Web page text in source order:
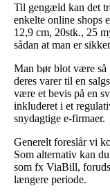
Til gengæld kan det
enkelte online shops
12,9 cm, 20stk., 25
sådan at man er
Man bør blot være så
deres varer til en
være et bevis på en
inkluderet i et
snydagtige e-firmaer.
Generelt foreslår vi
Som alternativ kan
som fx ViaBill,
længere periode.